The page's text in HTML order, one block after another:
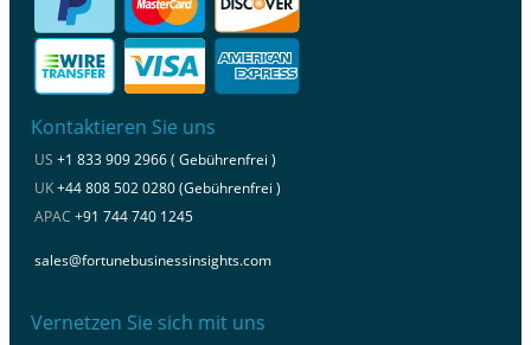
Kontaktieren Sie uns
US +1 833 909 2966 ( Gebührenfrei )
UK+44 808 502 0280 (Gebührenfrei )
APAC +91 744 740 1245
sales@fortunebusinessinsights.com
Vernetzen Sie sich mit uns